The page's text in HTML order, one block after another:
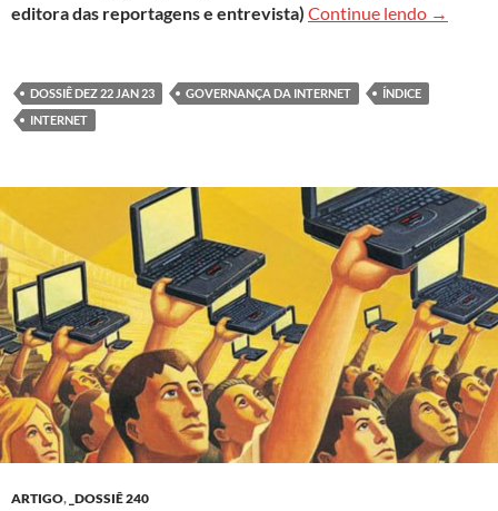
editora das reportagens e entrevista) Continue lendo Clique
→
DOSSIÊ DEZ 22 JAN 23 GOVERNANÇA DA INTERNET
ÍNDICE
INTERNET
ARTIGO, _DOSSIÊ 240